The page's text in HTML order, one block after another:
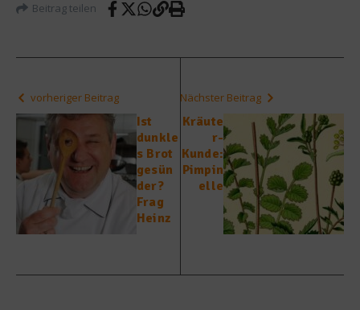
Beitrag teilen
vorheriger Beitrag
Ist
dunkle
s Brot
gesün
der?
Frag
Heinz
Nächster Beitrag
Kräute
r-
Kunde:
Pimpin
elle